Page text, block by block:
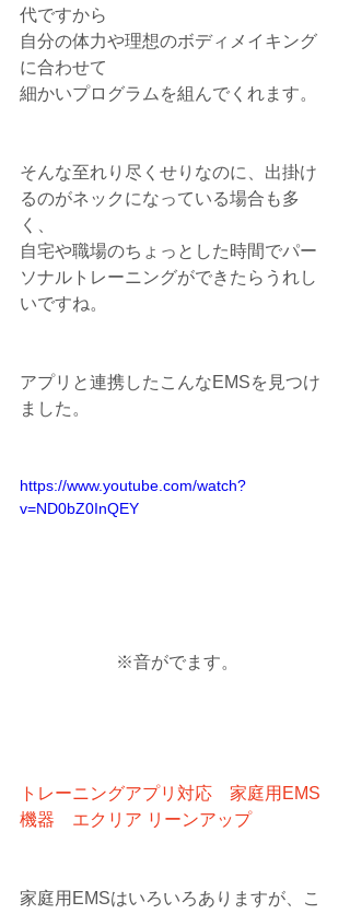
代ですから
自分の体力や理想のボディメイキング
に合わせて
細かいプログラムを組んでくれます。
そんな至れり尽くせりなのに、出掛け
るのがネックになっている場合も多
く、
自宅や職場のちょっとした時間でパー
ソナルトレーニングができたらうれし
いですね。
アプリと連携したこんなEMSを見つけ
ました。
https://www.youtube.com/watch?
v=ND0bZ0InQEY
※音がでます。
トレーニングアプリ対応　家庭用EMS
機器　エクリア リーンアップ
家庭用EMSはいろいろありますが、こ